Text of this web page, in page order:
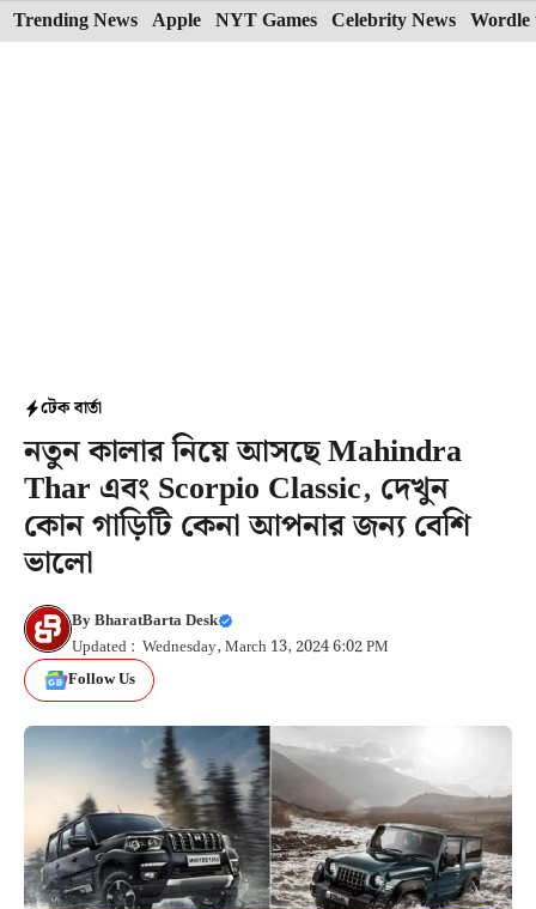
Skip
to
Trending News Apple NYT Games Celebrity News Wordle
টেক বার্তা
নতুন কালার নিয়ে আসছে Mahindra
Thar এবং Scorpio Classic, দেখুন
কোন গাড়িটি কেনা আপনার জন্য বেশি
ভালো
ByBharatBarta Desk
Updated : Wednesday, March 13, 2024 6:02 PM
Follow Us